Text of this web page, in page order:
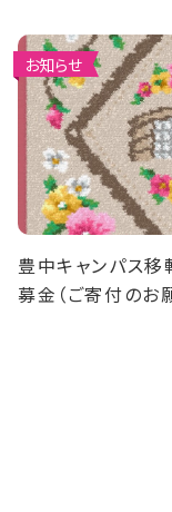
お知らせ
豊中キャンパス
募金（ご寄付のお